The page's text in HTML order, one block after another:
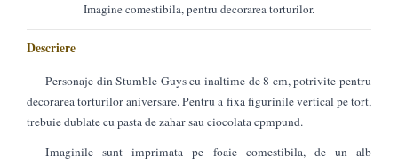
Imagine comestibila, pentru decorarea torturilor.
Descriere
Personaje din Stumble Guys cu inaltime de 8 cm, potrivite pentru
decorarea torturilor aniversare. Pentru a fixa figurinile vertical pe tort,
trebuie dublate cu pasta de zahar sau ciocolata cpmpund.
Imaginile sunt imprimata pe foaie comestibila, de un alb